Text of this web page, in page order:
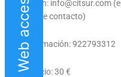
Inscripción: info@citsur.com
teléfono de contacto)
Más información: 922793312
Precio socio: 30 €
Web accesible